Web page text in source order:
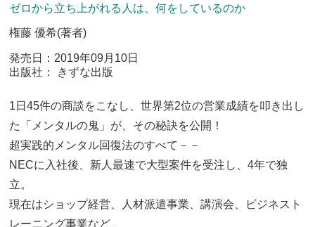
ゼロから立ち上がれる人は、何をしているのか
権藤 優希(著者)
発売日：2019年09月10日
出版社： きずな出版
1日45件の商談をこなし、世界第2位の営業成績を叩き出し
た「メンタルの鬼」が、その秘訣を公開！
超実践的メンタル回復法のすべて－－
NECに入社後、新人最速で大型案件を受注し、4年で独
立。
現在はショップ経営、人材派遣事業、講演会、ビジネスト
レーニング事業など、